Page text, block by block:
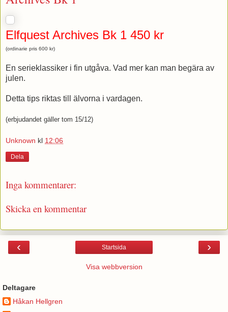
Elfquest Archives Bk 1 450 kr
(ordinarie pris 600 kr)
En serieklassiker i fin utgåva. Vad mer kan man begära av
julen.
Detta tips riktas till älvorna i vardagen.
(erbjudandet gäller tom 15/12)
Unknown kl 12:06
Dela
Inga kommentarer:
Skicka en kommentar
‹ ›
Startsida
Visa webbversion
Deltagare
Håkan Hellgren